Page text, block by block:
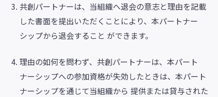
共創パートナーは、当組織へ退会の意志と理由を記載
した書面を提出いただくことにより、本パートナー
シップから退会すること ができます。
理由の如何を問わず、共創パートナーは、本パート
ナーシップへの参加資格が失効したときは、本パート
ナーシップを通じて当組織から 提供または貸与された